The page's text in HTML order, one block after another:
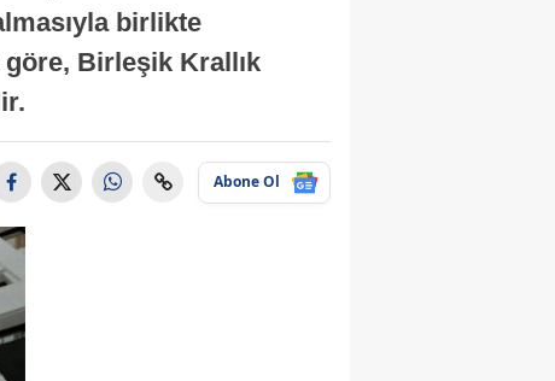
birlikte
Birleşik Krallık
Abone Ol